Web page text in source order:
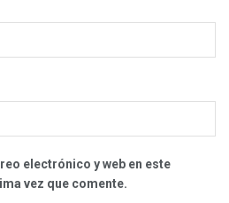
electrónico y web en este
vez que comente.